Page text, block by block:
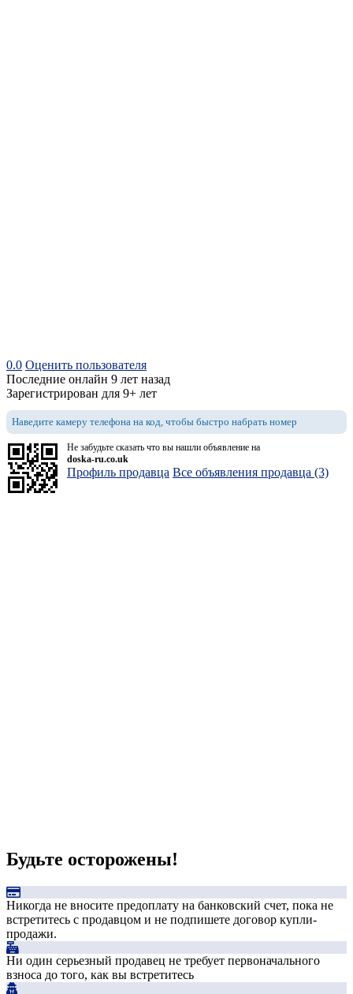
0.0 Оценить пользователя
Последние онлайн 9 лет назад
Зарегистрирован для 9+ лет
Наведите камеру телефона на код, чтобы быстро набрать номер
Не забудьте сказать что вы нашли объявление на
doska-ru.co.uk
Профиль продавца Все объявления продавца (3)
Будьте осторожены!
Никогда не вносите предоплату на банковский счет, пока не
встретитесь с продавцом и не подпишете договор купли-
продажи.
Ни один серьезный продавец не требует первоначального
взноса до того, как вы встретитесь